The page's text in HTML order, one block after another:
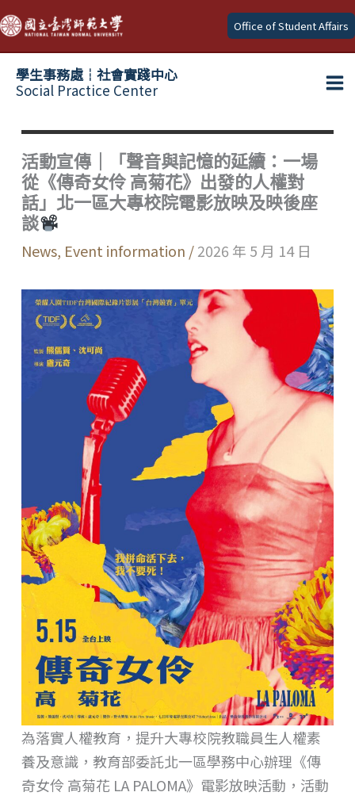
Skip
to
content
Office of Student Affairs
學生事務處┆社會實踐中心
Social Practice Center
活動宣傳｜「聲音與記憶的延續：一場
從《傳奇女伶 高菊花》出發的人權對
話」北一區大專校院電影放映及映後座
談
News, Event information /2026 年 5 月 14 日
為落實人權教育，提升大專校院教職員生人權素
養及意識，教育部委託北一區學務中心辦理《傳
奇女伶 高菊花 LA PALOMA》電影放映活動，活動